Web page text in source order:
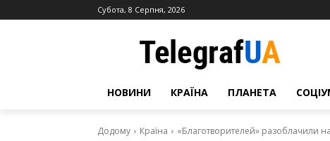
Субота, 8 Серпня, 2026
НОВИНИ КРАЇНА ПЛАНЕТА
Додому Країна «Благотворителей» разоблачили